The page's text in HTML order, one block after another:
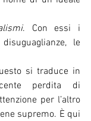
. Con essi i
le
si traduce in
per l’altro
supremo. È qui